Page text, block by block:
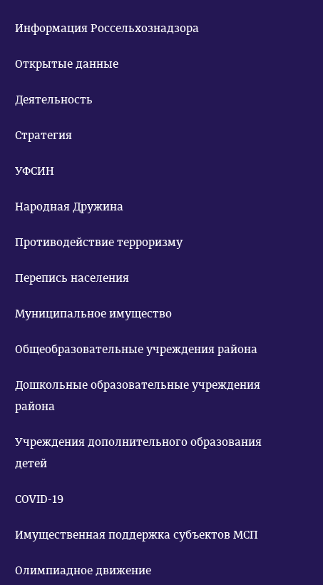
Информация Россельхознадзора
Открытые данные
Деятельность
Стратегия
УФСИН
Народная Дружина
Противодействие терроризму
Перепись населения
Муниципальное имущество
Общеобразовательные учреждения района
Дошкольные образовательные учреждения
района
Учреждения дополнительного образования
детей
COVID-19
Имущественная поддержка субъектов МСП
Олимпиадное движение